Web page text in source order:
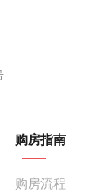
购房指南
购房流程